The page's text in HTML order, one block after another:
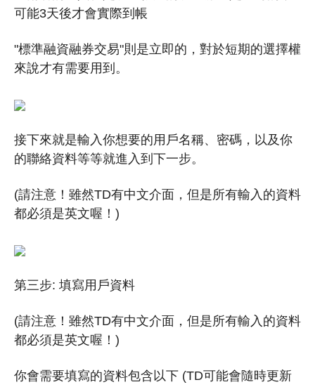
可能3天後才會實際到帳
"標準融資融券交易"則是立即的，對於短期的選擇權
來說才有需要用到。
接下來就是輸入你想要的用戶名稱、密碼，以及你
的聯絡資料等等就進入到下一步。
(請注意！雖然TD有中文介面，但是所有輸入的資料
都必須是英文喔！)
第三步: 填寫用戶資料
(請注意！雖然TD有中文介面，但是所有輸入的資料
都必須是英文喔！)
你會需要填寫的資料包含以下 (TD可能會隨時更新